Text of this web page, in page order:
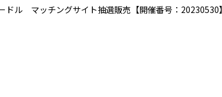
ドル マッチングサイト抽選販売【開催番号：20230530